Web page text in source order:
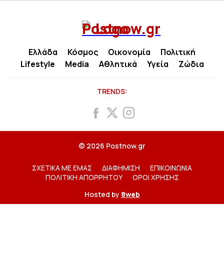
Ελλάδα Κόσμος Οικονομία
Πολιτική
Lifestyle
Media Αθλητικά Υγεία Ζώδια
TRENDS:
© 2026 Postnow.gr
ΣΧΕΤΙΚΑ ΜΕ ΕΜΑΣ ΔΙΑΦΗΜΙΣΗ
ΕΠΙΚΟΙΝΩΝΙΑ
ΠΟΛΙΤΙΚΗ ΑΠΟΡΡΗΤΟΥ
ΟΡΟΙ ΧΡΗΣΗΣ
Hosted by 8web